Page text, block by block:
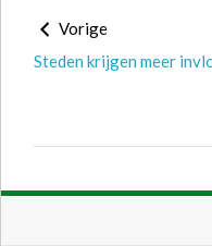
Vorige
Steden krijgen meer